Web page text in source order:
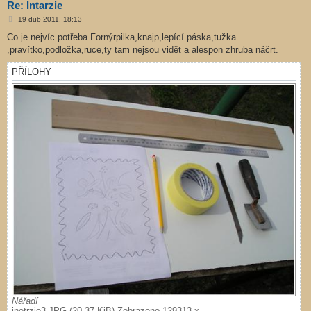
Re: Intarzie
P
í
p
v
e
k
19 dub 2011, 18:13
Co je nejvíc potřeba.Fornýrpilka,knajp,lepící páska,tužka
,pravítko,podložka,ruce,ty tam nejsou vidět a alespon zhruba náčrt.
PŘÍLOHY
Nářadí